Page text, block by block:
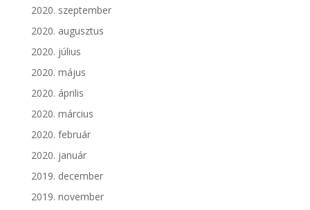
2020. szeptember
2020. augusztus
2020. július
2020. május
2020. április
2020. március
2020. február
2020. január
2019. december
2019. november